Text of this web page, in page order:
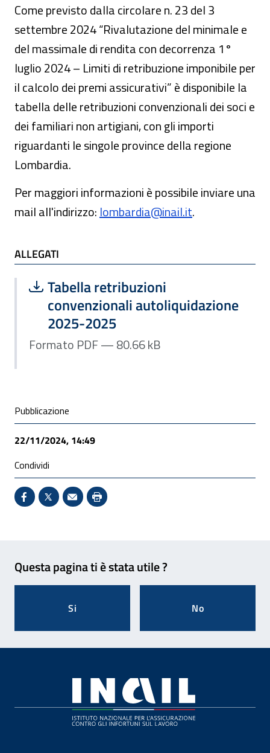
Come previsto dalla circolare n. 23 del 3
settembre 2024 “Rivalutazione del minimale e
del massimale di rendita con decorrenza 1°
luglio 2024 – Limiti di retribuzione imponibile per
il calcolo dei premi assicurativi” è disponibile la
tabella delle retribuzioni convenzionali dei soci e
dei familiari non artigiani, con gli importi
riguardanti le singole province della regione
Lombardia.
Per maggiori informazioni è possibile inviare una
mail all'indirizzo: lombardia@inail.it.
ALLEGATI
ALLEGATI
Scarica file:
Tabella retribuzioni
convenzionali autoliquidazione
2025-2025
Formato PDF — Dimensione 80.66 kB
Formato PDF — 80.66 kB
Condivisione social
Pubblicazione
22/11/2024, 14:49
Condividi
Condividi su Facebook - Sito esterno - Apertura in
X - Sito esterno - Apertura in nuova finestra
Invio Mail: apre il programma di posta
Stampa pagina: scelta meno
Questa pagina ti è stata utile ?
Si No